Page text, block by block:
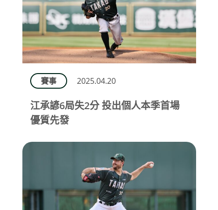
賽事 2025.04.20
江承諺6局失2分 投出個人本季首場
優質先發